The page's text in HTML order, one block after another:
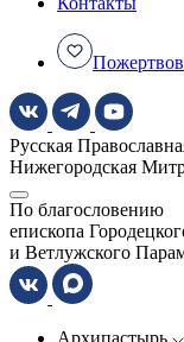
Русская
Нижегородская
По благословению
епископа
и Ветлужского
Архипастырь